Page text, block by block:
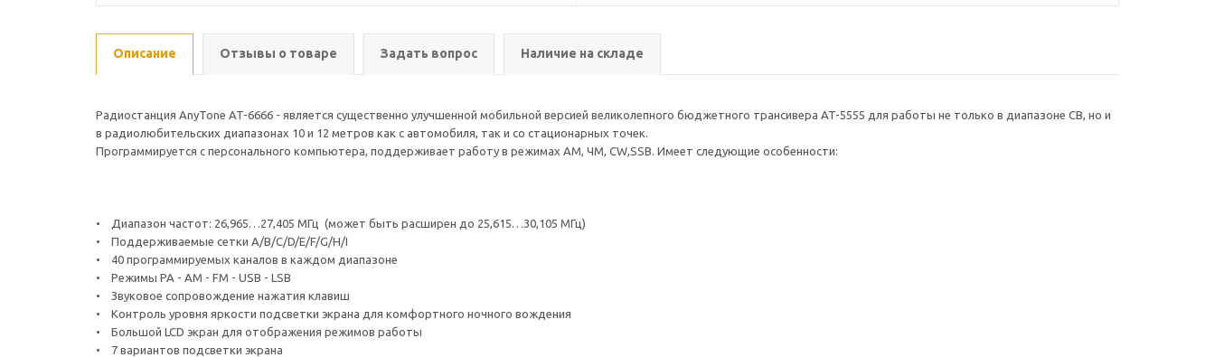
Описание Отзывы о товаре Задать вопрос Наличие на складе
Радиостанция AnyTone AT-6666 - является существенно улучшенной мобильной версией великолепного бюджетного трансивера AT-5555 для работы не только в диапазоне СВ, но и
в радиолюбительских диапазонах 10 и 12 метров как с автомобиля, так и со стационарных точек.
Программируется с персонального компьютера, поддерживает работу в режимах АМ, ЧМ, CW,SSB. Имеет следующие особенности:
• Диапазон частот: 26,965…27,405 МГц (может быть расширен до 25,615…30,105 МГц)
• Поддерживаемые сетки A/B/C/D/E/F/G/H/I
• 40 программируемых каналов в каждом диапазоне
• Режимы PA - AM - FM - USB - LSB
• Звуковое сопровождение нажатия клавиш
• Контроль уровня яркости подсветки экрана для комфортного ночного вождения
• Большой LCD экран для отображения режимов работы
• 7 вариантов подсветки экрана